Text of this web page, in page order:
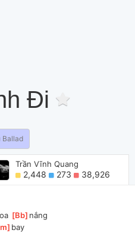
Đi
Ballad
Trần Vĩnh Quang
2,448 273 38,926
[Bb ]nắng
]bay